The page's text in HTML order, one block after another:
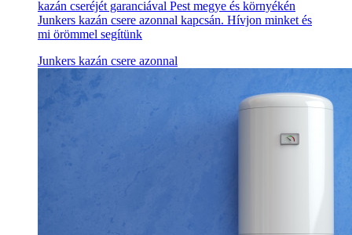
kazán cseréjét garanciával Pest megye és környékén
Junkers kazán csere azonnal kapcsán. Hívjon minket és
mi örömmel segítünk
Junkers kazán csere azonnal